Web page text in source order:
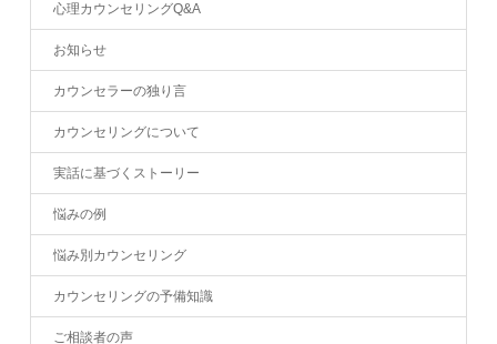
心理カウンセリングQ&A
お知らせ
カウンセラーの独り言
カウンセリングについて
実話に基づくストーリー
悩みの例
悩み別カウンセリング
カウンセリングの予備知識
ご相談者の声